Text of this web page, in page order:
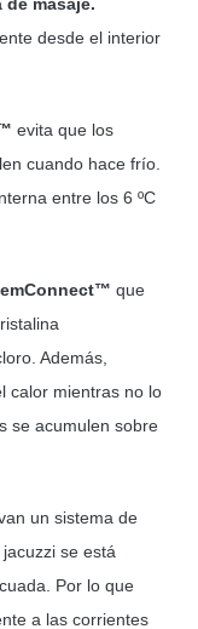
desde el interior
evita que los
cuando hace frío.
entre los 6 ºC
que
Además,
calor mientras no lo
se acumulen sobre
un sistema de
se está
Por lo que
a las corrientes